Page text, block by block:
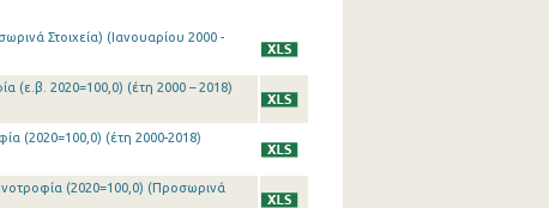
Στοιχεία) (Ιανουαρίου 2000 -
(ε.β. 2020=100,0) (έτη 2000 – 2018)
(2020=100,0) (έτη 2000-2018)
(2020=100,0) (Προσωρινά